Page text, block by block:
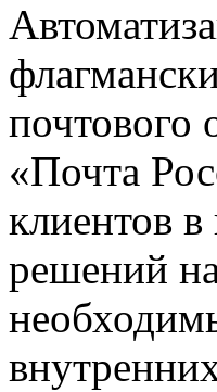
почтового
«Почта
клиентов
решений